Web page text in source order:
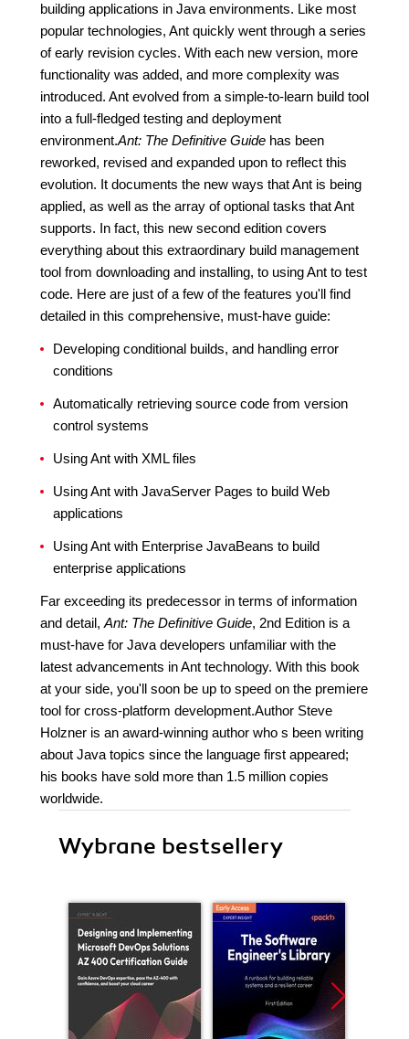
building applications in Java environments. Like most
popular technologies, Ant quickly went through a series
of early revision cycles. With each new version, more
functionality was added, and more complexity was
introduced. Ant evolved from a simple-to-learn build tool
into a full-fledged testing and deployment
environment.Ant: The Definitive Guide has been
reworked, revised and expanded upon to reflect this
evolution. It documents the new ways that Ant is being
applied, as well as the array of optional tasks that Ant
supports. In fact, this new second edition covers
everything about this extraordinary build management
tool from downloading and installing, to using Ant to test
code. Here are just of a few of the features you'll find
detailed in this comprehensive, must-have guide:
Developing conditional builds, and handling error
conditions
Automatically retrieving source code from version
control systems
Using Ant with XML files
Using Ant with JavaServer Pages to build Web
applications
Using Ant with Enterprise JavaBeans to build
enterprise applications
Far exceeding its predecessor in terms of information
and detail, Ant: The Definitive Guide, 2nd Edition is a
must-have for Java developers unfamiliar with the
latest advancements in Ant technology. With this book
at your side, you'll soon be up to speed on the premiere
tool for cross-platform development.Author Steve
Holzner is an award-winning author who s been writing
about Java topics since the language first appeared;
his books have sold more than 1.5 million copies
worldwide.
Wybrane bestsellery